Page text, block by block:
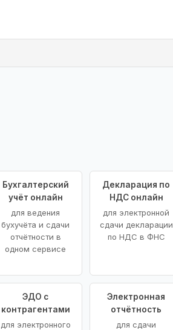
Бухгалтерский
учёт онлайн
для ведения
бухучёта и сдачи
отчётности в
одном сервисе
Декларация по
НДС онлайн
для электронной
сдачи декларации
по НДС в ФНС
ЭДО с
контрагентами
для электронного
Электронная
отчётность
для сдачи